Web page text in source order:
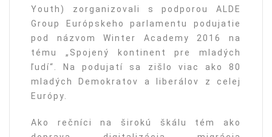
Youth) zorganizovali s podporou ALDE
Group Európskeho parlamentu podujatie
pod názvom Winter Academy 2016 na
tému „Spojený kontinent pre mladých
ľudí“. Na podujatí sa zišlo viac ako 80
mladých Demokratov a liberálov z celej
Európy.
Ako rečníci na širokú škálu tém ako